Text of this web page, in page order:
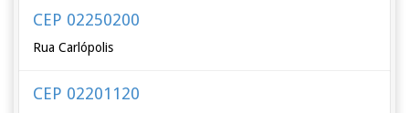
CEP 02250200
Rua Carlópolis
CEP 02201120